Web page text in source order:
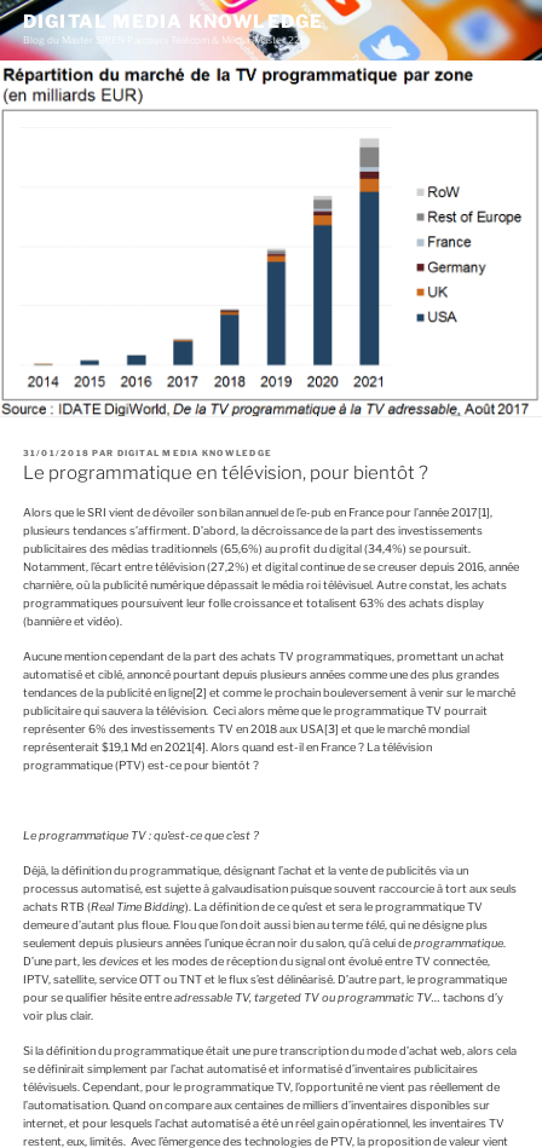
A
l
e
r
a
DIGITAL MEDIA KNOWLEDGE
Blog du Master SIREN Parcours Télécom & Média (Master 226)
P
U
B
É
L
31/01/2018 PAR DIGITAL MEDIA KNOWLEDGE
Le programmatique en télévision, pour bientôt ?
Alors que le SRI vient de dévoiler son bilan annuel de l’e-pub en France pour l’année 2017[1]
plusieurs tendances s’affirment. D’abord, la décroissance de la part des investissements
publicitaires des médias traditionnels (65,6%) au profit du digital (34,4%) se poursuit.
Notamment, l’écart entre télévision (27,2%) et digital continue de se creuser depuis 2016, année
charnière, où la publicité numérique dépassait le média roi télévisuel. Autre constat, les achats
programmatiques poursuivent leur folle croissance et totalisent 63% des achats display
(bannière et vidéo).
Aucune mention cependant de la part des achats TV programmatiques, promettant un achat
automatisé et ciblé, annoncé pourtant depuis plusieurs années comme une des plus grandes
tendances de la publicité en ligne[2] et comme le prochain bouleversement à venir sur le marché
publicitaire qui sauvera la télévision. Ceci alors même que le programmatique TV pourrait
représenter 6% des investissements TV en 2018 aux USA[3] et que le marché mondial
représenterait $19,1 Md en 2021[4] . Alors quand est-il en France ? La télévision
programmatique (PTV) est-ce pour bientôt ?
Le programmatique TV : qu’est-ce que c’est ?
Déjà, la définition du programmatique, désignant l’achat et la vente de publicités via un
processus automatisé, est sujette à galvaudisation puisque souvent raccourcie à tort aux seuls
achats RTB (Real Time Bidding). La définition de ce qu’est et sera le programmatique TV
demeure d’autant plus floue. Flou que l’on doit aussi bien au termetélé, qui ne désigne plus
seulement depuis plusieurs années l’unique écran noir du salon, qu’à celui deprogrammatique.
D’une part, lesdeviceset les modes de réception du signal ont évolué entre TV connectée,
IPTV, satellite, service OTT ou TNT et le flux s’est délinéarisé. D’autre part, le programmatique
pour se qualifier hésite entreadressable TV, targeted TV ou programmatic TV… tachons d’y
voir plus clair.
Si la définition du programmatique était une pure transcription du mode d’achat web, alors cela
se définirait simplement par l’achat automatisé et informatisé d’inventaires publicitaires
télévisuels. Cependant, pour le programmatique TV, l’opportunité ne vient pas réellement de
l’automatisation. Quand on compare aux centaines de milliers d’inventaires disponibles sur
internet, et pour lesquels l’achat automatisé a été un réel gain opérationnel, les inventaires TV
restent, eux, limités. Avec l’émergence des technologies de PTV, la proposition de valeur vient